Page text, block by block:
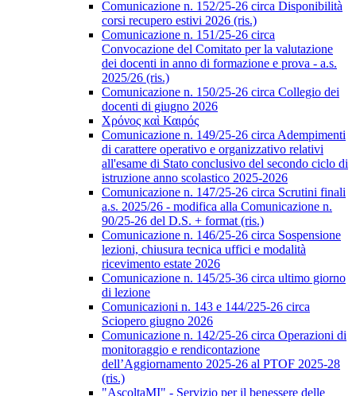
Comunicazione n. 152/25-26 circa Disponibilità
corsi recupero estivi 2026 (ris.)
Comunicazione n. 151/25-26 circa
Convocazione del Comitato per la valutazione
dei docenti in anno di formazione e prova - a.s.
2025/26 (ris.)
Comunicazione n. 150/25-26 circa Collegio dei
docenti di giugno 2026
Χρόνος καὶ Καιρός
Comunicazione n. 149/25-26 circa Adempimenti
di carattere operativo e organizzativo relativi
all'esame di Stato conclusivo del secondo ciclo di
istruzione anno scolastico 2025-2026
Comunicazione n. 147/25-26 circa Scrutini finali
a.s. 2025/26 - modifica alla Comunicazione n.
90/25-26 del D.S. + format (ris.)
Comunicazione n. 146/25-26 circa Sospensione
lezioni, chiusura tecnica uffici e modalità
ricevimento estate 2026
Comunicazione n. 145/25-36 circa ultimo giorno
di lezione
Comunicazioni n. 143 e 144/225-26 circa
Sciopero giugno 2026
Comunicazione n. 142/25-26 circa Operazioni di
monitoraggio e rendicontazione
dell’Aggiornamento 2025-26 al PTOF 2025-28
(ris.)
"AscoltaMI" - Servizio per il benessere delle